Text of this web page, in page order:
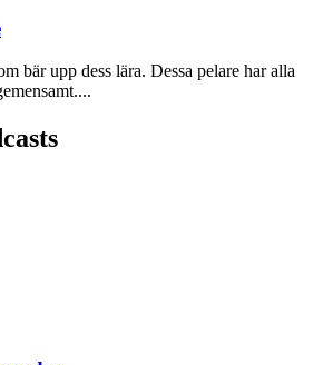
bär upp dess lära. Dessa pelare har alla